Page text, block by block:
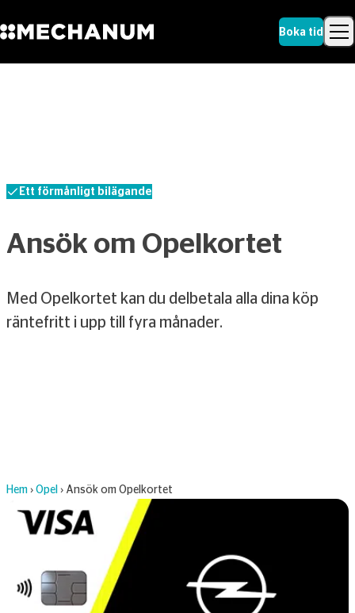
Boka tid
Ett förmånligt bilägande
Ansök om Opelkortet
Med Opelkortet kan du delbetala alla dina köp
räntefritt i upp till fyra månader.
Hem › Opel › Ansök om Opelkortet